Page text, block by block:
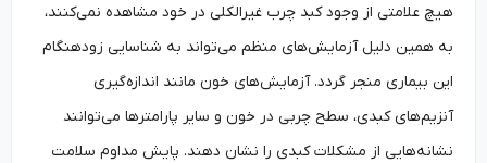
هیچ علامتی از وجود کبد چرب غیرالکلی در خود مشاهده نمی‌کنند،
به همین دلیل آزمایش‌های منظم می‌تواند به شناسایی زودهنگام
این بیماری منجر گردد. آزمایش‌های خون مانند اندازه‌گیری
آنزیم‌های کبدی، سطح چربی در خون و سایر پارامترها می‌توانند
نشانه‌هایی از مشکلات کبدی را نشان دهند. پایش مداوم سلامت